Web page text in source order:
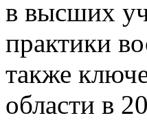
в высших
практики
также
области в